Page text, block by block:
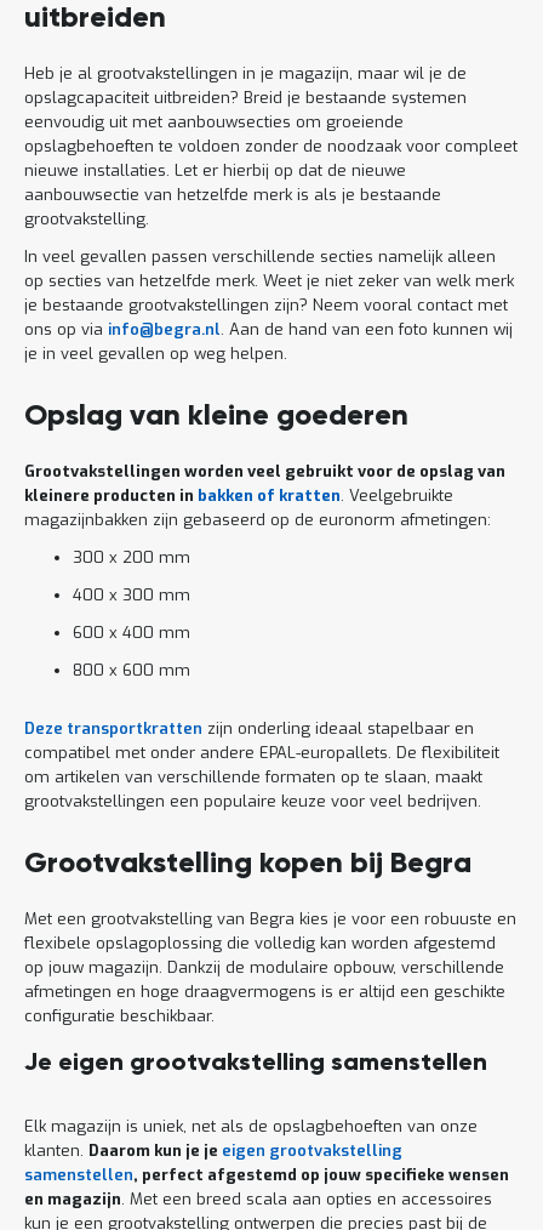
uitbreiden
Heb je al grootvakstellingen in je magazijn, maar wil je de
opslagcapaciteit uitbreiden? Breid je bestaande systemen
eenvoudig uit met aanbouwsecties om groeiende
opslagbehoeften te voldoen zonder de noodzaak voor compleet
nieuwe installaties. Let er hierbij op dat de nieuwe
aanbouwsectie van hetzelfde merk is als je bestaande
grootvakstelling.
In veel gevallen passen verschillende secties namelijk alleen
op secties van hetzelfde merk. Weet je niet zeker van welk merk
je bestaande grootvakstellingen zijn? Neem vooral contact met
ons op via info@begra.nl. Aan de hand van een foto kunnen wij
je in veel gevallen op weg helpen.
Opslag van kleine goederen
Grootvakstellingen worden veel gebruikt voor de opslag van
kleinere producten in bakken of kratten. Veelgebruikte
magazijnbakken zijn gebaseerd op de euronorm afmetingen:
300 x 200 mm
400 x 300 mm
600 x 400 mm
800 x 600 mm
Deze transportkratten zijn onderling ideaal stapelbaar en
compatibel met onder andere EPAL-europallets. De flexibiliteit
om artikelen van verschillende formaten op te slaan, maakt
grootvakstellingen een populaire keuze voor veel bedrijven.
Grootvakstelling kopen bij Begra
Met een grootvakstelling van Begra kies je voor een robuuste en
flexibele opslagoplossing die volledig kan worden afgestemd
op jouw magazijn. Dankzij de modulaire opbouw, verschillende
afmetingen en hoge draagvermogens is er altijd een geschikte
configuratie beschikbaar.
Je eigen grootvakstelling samenstellen
Elk magazijn is uniek, net als de opslagbehoeften van onze
klanten. Daarom kun je je eigen grootvakstelling
samenstellen, perfect afgestemd op jouw specifieke wensen
en magazijn. Met een breed scala aan opties en accessoires
kun je een grootvakstelling ontwerpen die precies past bij de